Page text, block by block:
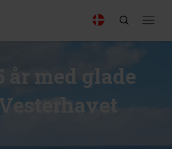
år med glade